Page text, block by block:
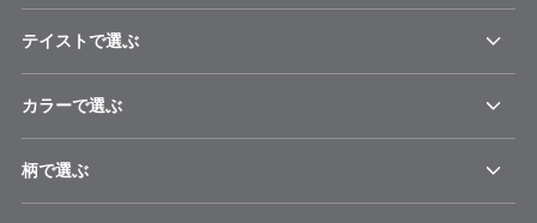
テイストで選ぶ
カラーで選ぶ
柄で選ぶ